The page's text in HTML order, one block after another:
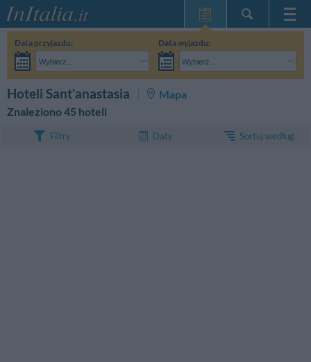
InItalia Klub
Data przyjazdu:
Wybierz...
Data wyjazdu:
Wybierz...
Hoteli Sant'anastasia
Mapa
Znaleziono 45 hoteli
Filtry Daty Sortuj według